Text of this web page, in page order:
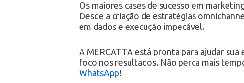
Os maiores cases de sucesso em
Desde a criação de estratégias
em dados e execução impecável.
A MERCATTA está pronta para ajudar
foco nos resultados. Não perca mais
WhatsApp!